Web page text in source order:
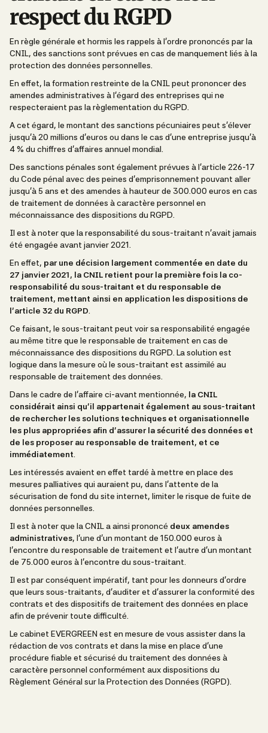
respect du RGPD
En règle générale et hormis les rappels à l’ordre prononcés par la
CNIL, des sanctions sont prévues en cas de manquement liés à la
protection des données personnelles.
En effet, la formation restreinte de la CNIL peut prononcer des
amendes administratives à l’égard des entreprises qui ne
respecteraient pas la règlementation du RGPD.
A cet égard, le montant des sanctions pécuniaires peut s’élever
jusqu’à 20 millions d’euros ou dans le cas d’une entreprise jusqu’à
4 % du chiffres d’affaires annuel mondial.
Des sanctions pénales sont également prévues à l’article 226-17
du Code pénal avec des peines d’emprisonnement pouvant aller
jusqu’à 5 ans et des amendes à hauteur de 300.000 euros en cas
de traitement de données à caractère personnel en
méconnaissance des dispositions du RGPD.
Il est à noter que la responsabilité du sous-traitant n’avait jamais
été engagée avant janvier 2021.
En effet, par une décision largement commentée en date du
27 janvier 2021, la CNIL retient pour la première fois la co-
responsabilité du sous-traitant et du responsable de
traitement, mettant ainsi en application les dispositions de
l’article 32 du RGPD
Ce faisant, le sous-traitant peut voir sa responsabilité engagée
au même titre que le responsable de traitement en cas de
méconnaissance des dispositions du RGPD. La solution est
logique dans la mesure où le sous-traitant est assimilé au
responsable de traitement des données.
Dans le cadre de l’affaire ci-avant mentionnée, la CNIL
considérait ainsi qu’il appartenait également au sous-traitant
de rechercher les solutions techniques et organisationnelle
les plus appropriées afin d’assurer la sécurité des données et
de les proposer au responsable de traitement, et ce
immédiatement
Les intéressés avaient en effet tardé à mettre en place des
mesures palliatives qui auraient pu, dans l’attente de la
sécurisation de fond du site internet, limiter le risque de fuite de
données personnelles.
Il est à noter que la CNIL a ainsi prononcé deux amendes
administratives, l’une d’un montant de 150.000 euros à
l’encontre du responsable de traitement et l’autre d’un montant
de 75.000 euros à l’encontre du sous-traitant.
Il est par conséquent impératif, tant pour les donneurs d’ordre
que leurs sous-traitants, d’auditer et d’assurer la conformité des
contrats et des dispositifs de traitement des données en place
afin de prévenir toute difficulté.
Le cabinet EVERGREEN est en mesure de vous assister dans la
rédaction de vos contrats et dans la mise en place d’une
procédure fiable et sécurisé du traitement des données à
caractère personnel conformément aux dispositions du
Règlement Général sur la Protection des Données (RGPD).